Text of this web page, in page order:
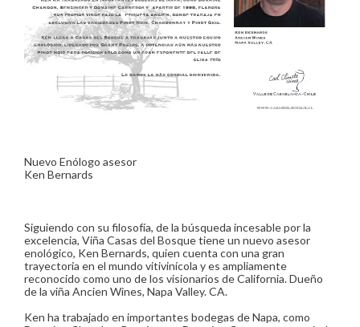
Nuevo Enólogo asesor
Ken Bernards
Siguiendo con su filosofía, de la búsqueda incesable por la
excelencia, Viña Casas del Bosque tiene un nuevo asesor
enológico, Ken Bernards, quien cuenta con una gran
trayectoria en el mundo vitivinícola y es ampliamente
reconocido como uno de los visionarios de California. Dueño
de la viña Ancien Wines, Napa Valley. CA.
Ken ha trabajado en importantes bodegas de Napa, como